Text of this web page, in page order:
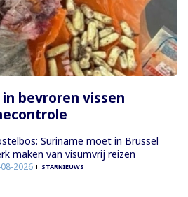
bevroren vissen
Suriname moet in Brussel
maken van visumvrij reizen
2026 STARNIEUWS